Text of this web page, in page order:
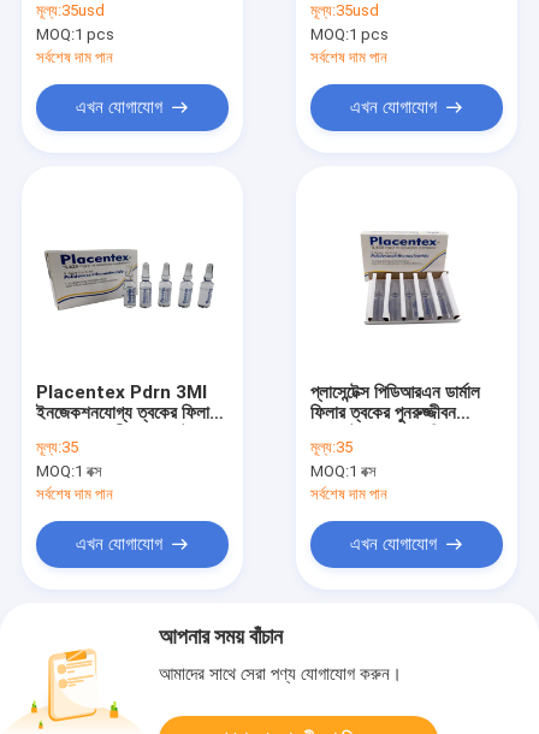
Injectable Dermal
Fillers Ampules
মূল্য:35usd
MOQ:1 pcs
সর্বশেষ দাম পান
এখন যোগাযোগ
Placentex For Skin
Beauty ত্বকের সৌন্দর্যের জন্য
হোয়াইটিং হালকা পণ্য
মূল্য:35usd
MOQ:1 pcs
সর্বশেষ দাম পান
এখন যোগাযোগ
Placentex Pdrn 3Ml
ইনজেকশনযোগ্য ত্বকের ফিলার
মেসোথেরাপি Placentex
মূল্য:35
MOQ:1 বক্স
সর্বশেষ দাম পান
এখন যোগাযোগ
প্লাসেন্টেক্স পিডিআরএন ডার্মাল
ফিলার ত্বকের পুনরুজ্জীবন
প্লাসেন্টেক্স
মূল্য:35
MOQ:1 বক্স
সর্বশেষ দাম পান
এখন যোগাযোগ
আপনার সময় বাঁচান
আমাদের সাথে সেরা পণ্য যোগাযোগ করুন।